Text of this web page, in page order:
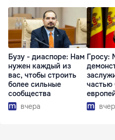
Бузу - диаспоре: Нам
нужен каждый из
вас, чтобы строить
более сильные
сообщества
вчера
Гросу:
частью